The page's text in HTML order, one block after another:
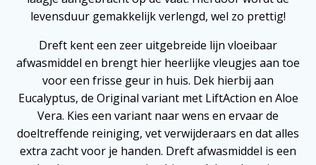
levensduur gemakkelijk verlengd, wel zo prettig!
Dreft kent een zeer uitgebreide lijn vloeibaar
afwasmiddel en brengt hier heerlijke vleugjes aan toe
voor een frisse geur in huis. Dek hierbij aan
Eucalyptus, de Original variant met LiftAction en Aloe
Vera. Kies een variant naar wens en ervaar de
doeltreffende reiniging, vet verwijderaars en dat alles
extra zacht voor je handen. Dreft afwasmiddel is een